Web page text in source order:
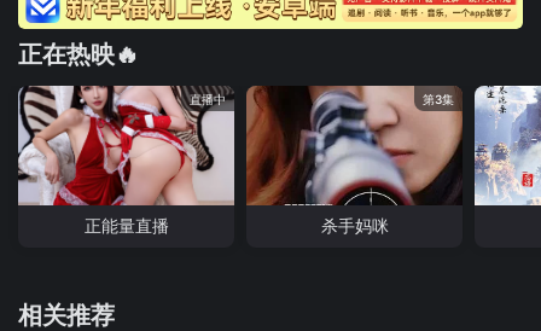
正在热映🔥
直播中
正能量直播
第3集
杀手妈咪
相关推荐